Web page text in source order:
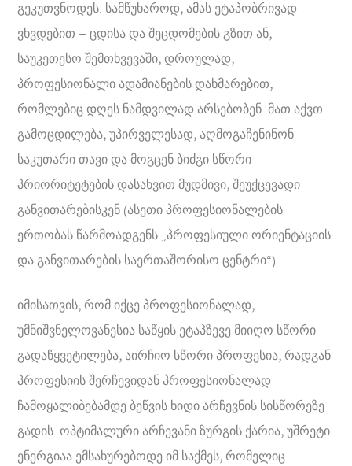
გეკუთვნოდეს. სამწუხაროდ, ამას ეტაპობრივად
ვხვდებით – ცდისა და შეცდომების გზით ან,
საუკეთესო შემთხვევაში, დროულად,
პროფესიონალი ადამიანების დახმარებით,
რომლებიც დღეს ნამდვილად არსებობენ. მათ აქვთ
გამოცდილება, უპირველესად, აღმოგაჩენინონ
საკუთარი თავი და მოგცენ ბიძგი სწორი
პრიორიტეტების დასახვით მუდმივი, შეუქცევადი
განვითარებისკენ (ასეთი პროფესიონალების
ერთობას წარმოადგენს „პროფესიული ორიენტაციის
და განვითარების საერთაშორისო ცენტრი“).
იმისათვის, რომ იქცე პროფესიონალად,
უმნიშვნელოვანესია საწყის ეტაპზევე მიიღო სწორი
გადაწყვეტილება, აირჩიო სწორი პროფესია, რადგან
პროფესიის შერჩევიდან პროფესიონალად
ჩამოყალიბებამდე ბეწვის ხიდი არჩევნის სისწორეზე
გადის. ოპტიმალური არჩევანი ზურგის ქარია, უშრეტი
ენერგიაა ემსახურებოდე იმ საქმეს, რომელიც